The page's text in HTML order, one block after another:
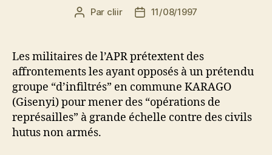
Auteur
Par cliir
Date11/08/1997
Les militaires de l’APR prétextent des
affrontements les ayant opposés à un prétendu
groupe “d’infiltrés” en commune KARAGO
(Gisenyi) pour mener des “opérations de
représailles” à grande échelle contre des civils
hutus non armés.